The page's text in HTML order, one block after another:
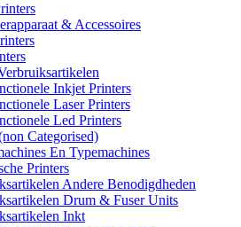
& Accessoires
Inkjet Printers
Laser Printers
Led Printers
Categorised)
En Typemachines
Printers
Andere Benodigdheden
Drum & Fuser Units
Inkt